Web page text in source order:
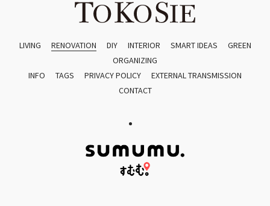
LIVING RENOVATION DIY INTERIOR SMART IDEAS
GREEN
ORGANIZING
INFO
TAGS PRIVACY POLICY
EXTERNAL TRANSMISSION
CONTACT